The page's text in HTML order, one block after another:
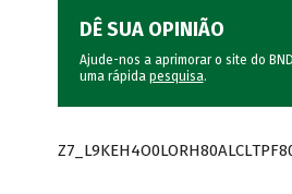
DÊ SUA OPINIÃO
Ajude-nos a aprimorar o site do
uma rápida pesquisa.